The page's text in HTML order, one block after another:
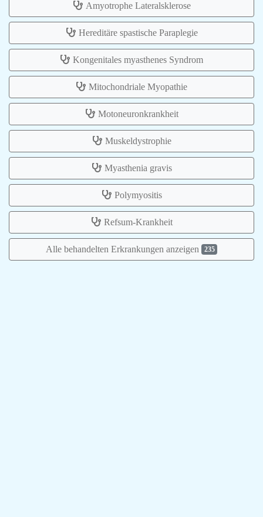
Amyotrophe Lateralsklerose
Hereditäre spastische Paraplegie
Kongenitales myasthenes Syndrom
Mitochondriale Myopathie
Motoneuronkrankheit
Muskeldystrophie
Myasthenia gravis
Polymyositis
Refsum-Krankheit
Alle behandelten Erkrankungen anzeigen 235